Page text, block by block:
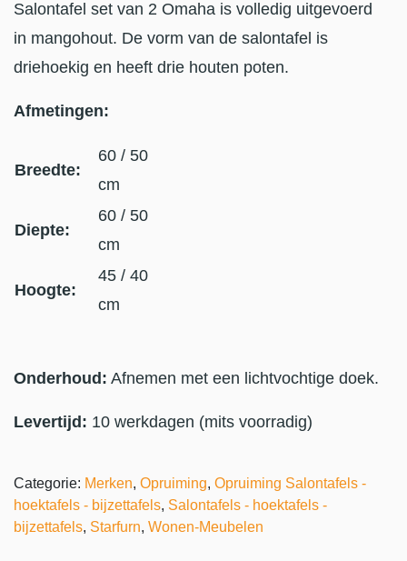
Salontafel set van 2 Omaha is volledig uitgevoerd
in mangohout. De vorm van de salontafel is
driehoekig en heeft drie houten poten.
Afmetingen:
Breedte:
60 / 50
cm
Diepte:
60 / 50
cm
Hoogte:
45 / 40
cm
Onderhoud: Afnemen met een lichtvochtige doek.
Levertijd: 10 werkdagen (mits voorradig)
Categorie: Merken, Opruiming, Opruiming Salontafels -
hoektafels - bijzettafels, Salontafels - hoektafels -
bijzettafels, Starfurn, Wonen-Meubelen